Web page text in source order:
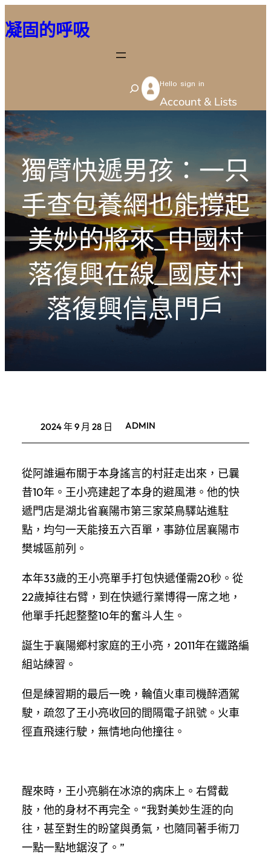
至
容
凝固的呼吸
S
e
c
h
Hello sign in
Account & Lists
獨臂快遞男孩：一只
手查包養網也能撐起
美妙的將來_中國村
落復興在線_國度村
落復興信息門戶
2024 年 9 月 28 日 ADMIN
從阿誰遍布關于本身謠言的村莊走出來，已曩
昔10年。王小亮建起了本身的避風港。他的快
遞門店是湖北省襄陽市第三家菜鳥驛站進駐
點，均勻一天能接五六百單，事跡位居襄陽市
樊城區前列。
本年33歲的王小亮單手打包快遞僅需20秒。從
22歲掉往右臂，到在快遞行業博得一席之地，
他單手托起整整10年的奮斗人生。
誕生于襄陽鄉村家庭的王小亮，2011年在鐵路編
組站練習。
但是練習期的最后一晚，輪值火車司機醉酒駕
駛，疏忽了王小亮收回的間隔電子訊號。火車
徑直飛速行駛，無情地向他撞往。
醒來時，王小亮躺在冰涼的病床上。右臂截
肢，他的身材不再完全。“我對美妙生涯的向
往，甚至對生的盼望與勇氣，也隨同著手術刀
一點一點地鋸沒了。”